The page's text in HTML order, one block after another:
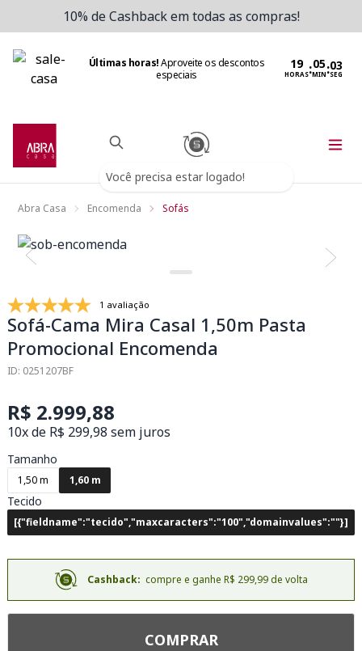
10% de Cashback em todas as compras!
Últimas horas!Aproveite os descontos
especiais
HORAS:MIN:SEG
Você precisa estar logado!
Abra Casa Encomenda Sofás
1 avaliação
Sofá-Cama Mira Casal 1,50m Pasta
Promocional Encomenda
ID: 0251207BF
R$ 2.999,88
10x de R$ 299,98 sem juros
Tamanho
1,50 m 1,60 m
Tecido
[{"fieldname":"tecido","maxcaracters":"100","domainvalues":""}]
Cashback: compre e ganhe R$ 299,99 de volta
COMPRAR